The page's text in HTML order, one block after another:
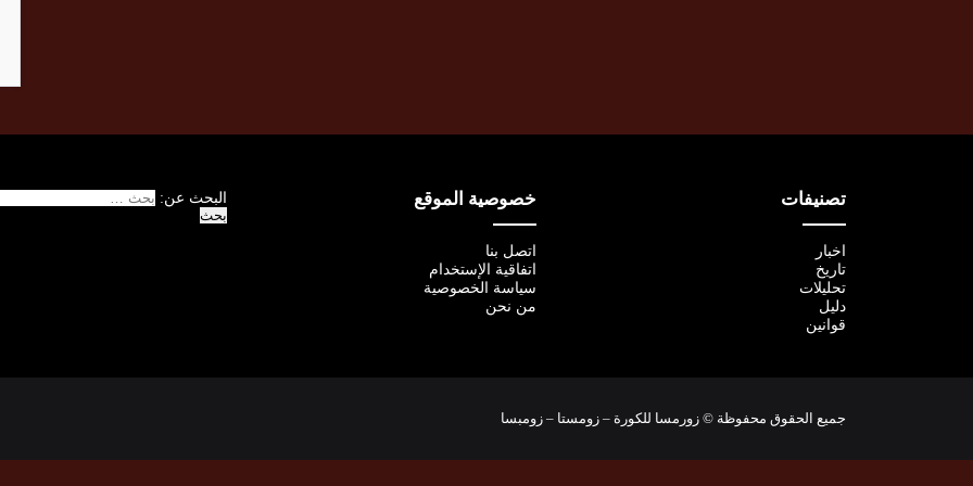
تصنيفات
اخبار
تاريخ
تحليلات
دليل
قوانين
خصوصية الموقع
اتصل بنا
اتفاقية الإستخدام
سياسة الخصوصية
من نحن
البحث عن:
جميع الحقوق محفوظة © زورمسا للكورة – زومستا – زومبسا